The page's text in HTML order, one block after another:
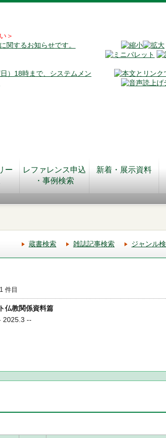
＞
関するお知らせです。
）18時まで、システムメン
ー
レファレンス申込
・事例検索
新着・展示資料
蔵書検索 雑誌記事検索 ジャンル
件目
仏教関係資料篇
2025.3 --